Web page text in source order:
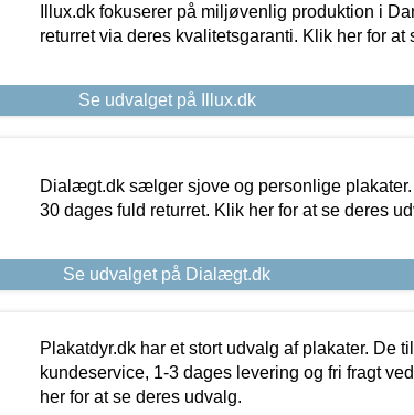
Illux.dk fokuserer på miljøvenlig produktion i
returret via deres kvalitetsgaranti. Klik her for at
Se udvalget på Illux.dk
Dialægt.dk sælger sjove og personlige
30 dages fuld returret. Klik her for at se deres
Se udvalget på Dialægt.dk
Plakatdyr.dk har et stort udvalg af plakater. De
kundeservice, 1-3 dages levering og fri fragt
her for at se deres udvalg.